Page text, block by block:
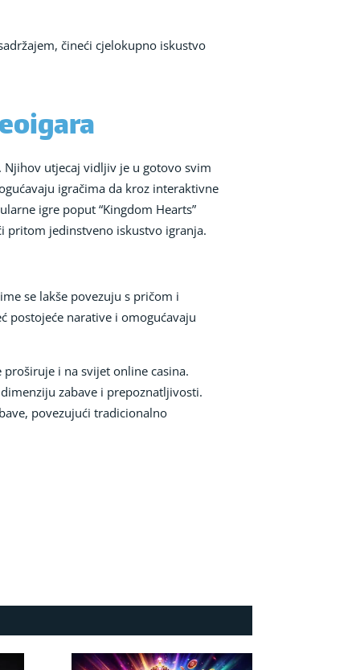
čineći cjelokupno iskustvo
Njihov utjecaj vidljiv je u gotovo svim
igračima da kroz interaktivne
igre poput “Kingdom Hearts”
pritom jedinstveno iskustvo igranja.
se lakše povezuju s pričom i
postojeće narative i omogućavaju
i na svijet online casina.
zabave i prepoznatljivosti.
povezujući tradicionalno